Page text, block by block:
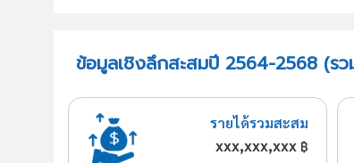
ข้อมูลเชิงลึกสะสมปี 2564-2568 (ร
รายได้รวมสะสม
xxx,xxx,xxx ฿